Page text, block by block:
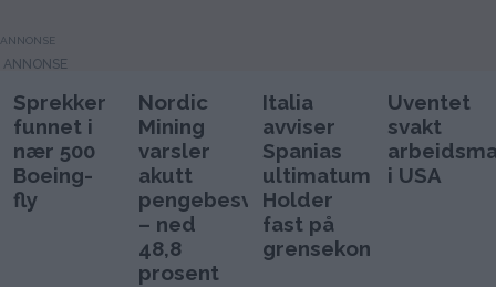
ANNONSE
Sprekker
funnet i
nær 500
Boeing-
fly
Nordic
Mining
varsler
akutt
pengebesvær
– ned
48,8
prosent
Italia
avviser
Spanias
ultimatum:
Holder
fast på
grensekontrollen
Uventet
svakt
i USA